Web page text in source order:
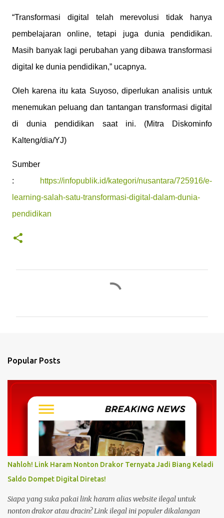
“Transformasi digital telah merevolusi tidak hanya
pembelajaran online, tetapi juga dunia pendidikan.
Masih banyak lagi perubahan yang dibawa transformasi
digital ke dunia pendidikan,” ucapnya.
Oleh karena itu kata Suyoso, diperlukan analisis untuk
menemukan peluang dan tantangan transformasi digital
di dunia pendidikan saat ini. (Mitra Diskominfo
Kalteng/dia/YJ)
Sumber
:
https://infopublik.id/kategori/nusantara/725916/e-
learning-salah-satu-transformasi-digital-dalam-dunia-
pendidikan
s
Popular Posts
Nahloh! Link Haram Nonton Drakor Ternyata Jadi Biang Keladi
Saldo Dompet Digital Diretas!
Siapa yang suka pakai link haram alias website ilegal untuk
nonton drakor atau dracin? Link ilegal ini populer dikalangan